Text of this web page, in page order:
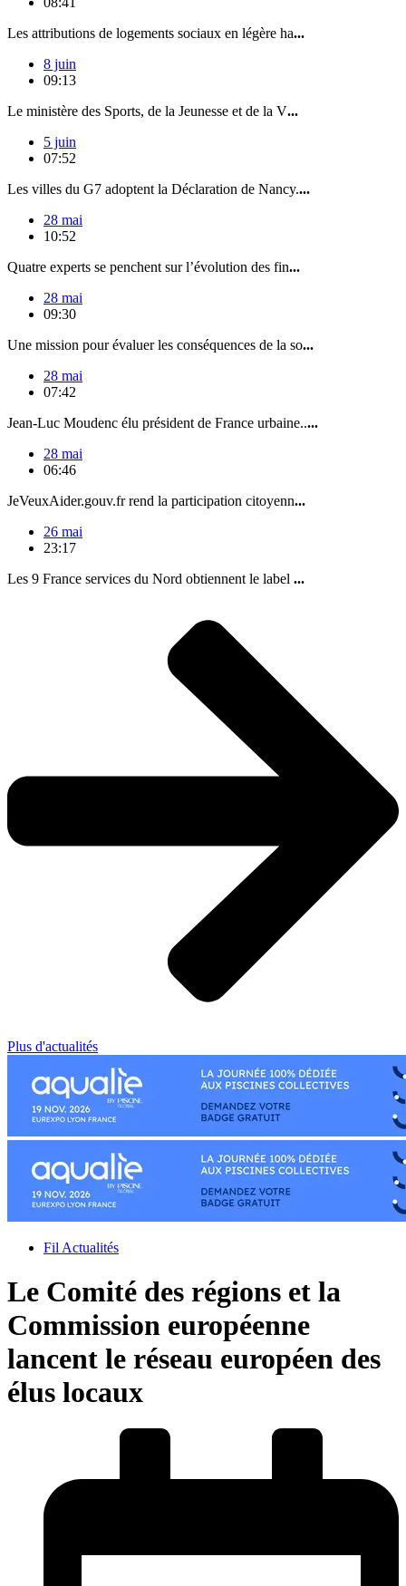
Les attributions de logements sociaux en légère ha...
8 juin
09:13
Le ministère des Sports, de la Jeunesse et de la V...
5 juin
07:52
Les villes du G7 adoptent la Déclaration de Nancy....
28 mai
10:52
Quatre experts se penchent sur l’évolution des fin...
28 mai
09:30
Une mission pour évaluer les conséquences de la so...
28 mai
07:42
Jean-Luc Moudenc élu président de France urbaine.....
28 mai
06:46
JeVeuxAider.gouv.fr rend la participation citoyenn...
26 mai
23:17
Les 9 France services du Nord obtiennent le label ...
Plus d'actualités
Fil Actualités
Le Comité des régions et la
Commission européenne
lancent le réseau européen des
élus locaux